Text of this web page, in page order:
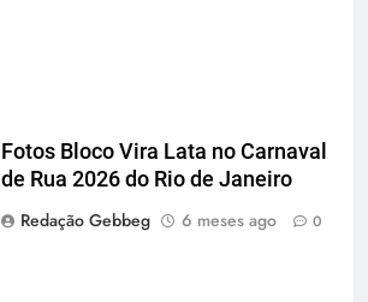
Fotos Bloco Vira Lata no Carnaval
de Rua 2026 do Rio de Janeiro
Redação Gebbeg
6 meses ago 0